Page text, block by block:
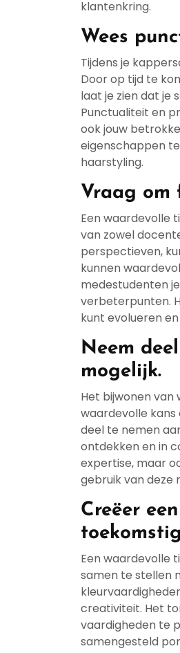
klantenkring.
Wees
Tijdens je
Door op tijd te
laat je zien dat je
Punctualiteit en
ook jouw
eigenschappen
haarstyling.
Vraag om
Een waardevolle
van zowel
perspectieven,
kunnen
medestudenten
verbeterpunten.
kunt evolueren
Neem
mogelijk.
Het bijwonen van
waardevolle
deel te nemen
ontdekken en in
expertise, maar
gebruik van deze
Creëer
Een waardevolle
samen te stellen
creativiteit. Het
vaardigheden te
samengesteld